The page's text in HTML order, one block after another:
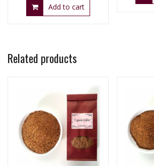
Add to cart
Related products